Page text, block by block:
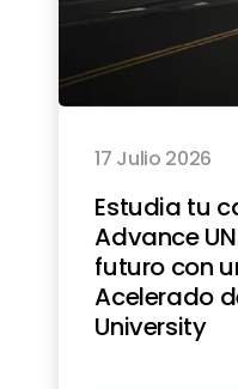
17 Julio 2026
Estudia tu
Advance
futuro con
Acelerado
University